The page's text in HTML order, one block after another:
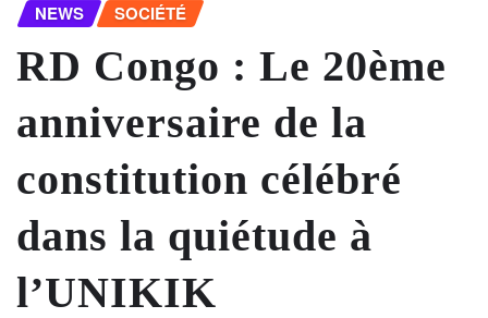
NEWS
SOCIÉTÉ
RD Congo : Le 20ème
anniversaire de la
constitution célébré
dans la quiétude à
l’UNIKIK